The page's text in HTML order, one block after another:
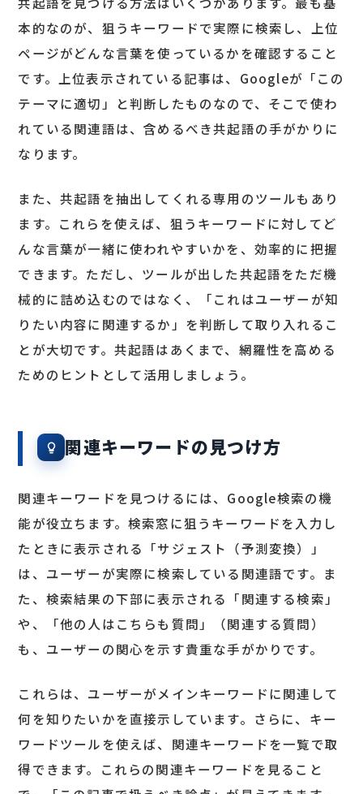
本的なのが、狙うキーワードで実際に検索し、上位
ページがどんな言葉を使っているかを確認すること
です。上位表示されている記事は、Googleが「この
テーマに適切」と判断したものなので、そこで使わ
れている関連語は、含めるべき共起語の手がかりに
なります。
また、共起語を抽出してくれる専用のツールもあり
ます。これらを使えば、狙うキーワードに対してど
んな言葉が一緒に使われやすいかを、効率的に把握
できます。ただし、ツールが出した共起語をただ機
械的に詰め込むのではなく、「これはユーザーが知
りたい内容に関連するか」を判断して取り入れるこ
とが大切です。共起語はあくまで、網羅性を高める
ためのヒントとして活用しましょう。
関連キーワードの見つけ方
関連キーワードを見つけるには、Google検索の機
能が役立ちます。検索窓に狙うキーワードを入力し
たときに表示される「サジェスト（予測変換）」
は、ユーザーが実際に検索している関連語です。ま
た、検索結果の下部に表示される「関連する検索」
や、「他の人はこちらも質問」（関連する質問）
も、ユーザーの関心を示す貴重な手がかりです。
これらは、ユーザーがメインキーワードに関連して
何を知りたいかを直接示しています。さらに、キー
ワードツールを使えば、関連キーワードを一覧で取
得できます。これらの関連キーワードを見ること